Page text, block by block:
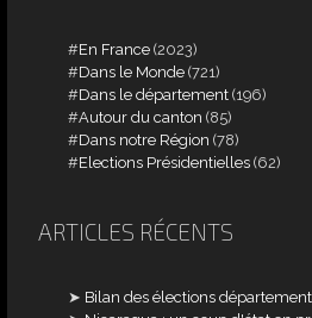
En France (2023)
Dans le Monde (721)
Dans le département (196)
Autour du canton (85)
Dans notre Région (78)
Elections Présidentielles (62)
ARTICLES RÉCENTS
Bilan des élections